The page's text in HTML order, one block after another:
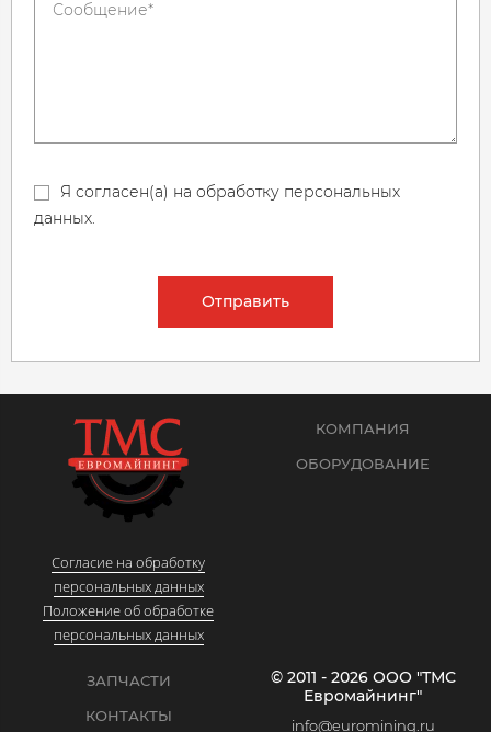
Я согласен(а) на обработку персональных
данных.
Отправить
Согласие на обработку
персональных данных
Положение об обработке
персональных данных
КОМПАНИЯ
ОБОРУДОВАНИЕ
ЗАПЧАСТИ
КОНТАКТЫ
© 2011 - 2026 ООО "ТМС
Евромайнинг"
info@euromining.ru